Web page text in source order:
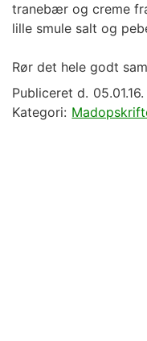
tranebær og creme
lille smule salt og
Rør det hele godt
Publiceret d. 05.01.16.
Kategori: